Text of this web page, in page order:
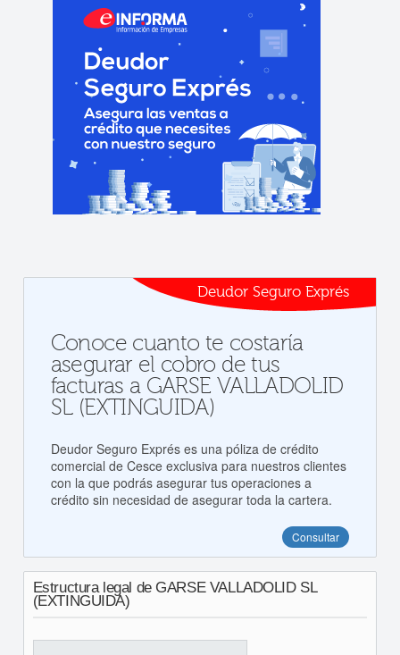
Deudor Seguro Exprés
Conoce cuanto te costaría
asegurar el cobro de tus
facturas a GARSE VALLADOLID
SL (EXTINGUIDA)
Deudor Seguro Exprés es una póliza de crédito
comercial de Cesce exclusiva para nuestros clientes
con la que podrás asegurar tus operaciones a
crédito sin necesidad de asegurar toda la cartera.
Consultar
Estructura legal de GARSE VALLADOLID SL
(EXTINGUIDA)